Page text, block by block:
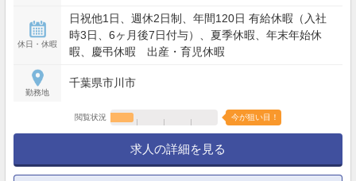
休日・休暇
日祝他1日、週休2日制、年間120日 有給休暇（入社
時3日、6ヶ月後7日付与）、夏季休暇、年末年始休
暇、慶弔休暇 出産・育児休暇
勤務地
千葉県市川市
閲覧状況 今が狙い目！
求人の詳細を見る